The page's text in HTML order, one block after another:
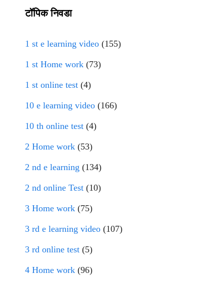
टॉपिक निवडा
1 st e learning video (155)
1 st Home work (73)
1 st online test (4)
10 e learning video (166)
10 th online test (4)
2 Home work (53)
2 nd e learning (134)
2 nd online Test (10)
3 Home work (75)
3 rd e learning video (107)
3 rd online test (5)
4 Home work (96)